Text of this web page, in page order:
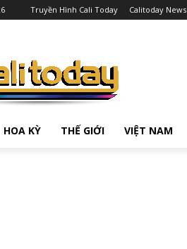
Truyền Hình Cali Today Calitoday News
HOA KỲ THẾ GIỚI VIỆT NAM